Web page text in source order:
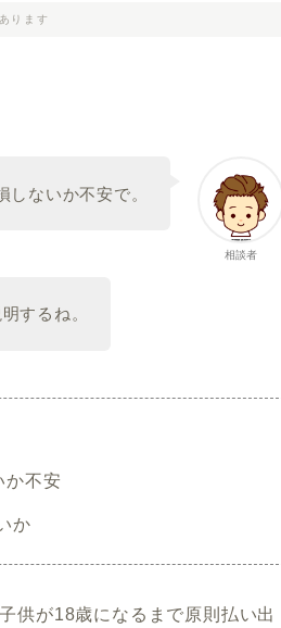
ります
相談者
ないか不安で。
するね。
か不安
か
供が18歳になるまで原則払い出